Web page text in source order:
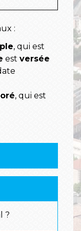
:
, qui est
est versée
, qui est
?